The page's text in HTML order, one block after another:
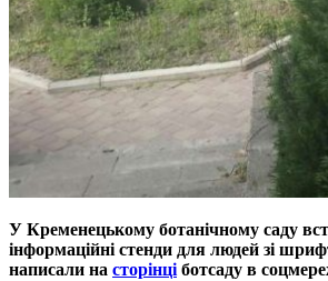
У Кременецькому ботанічному саду
інформаційні стенди для людей зі
написали на сторінці ботсаду в